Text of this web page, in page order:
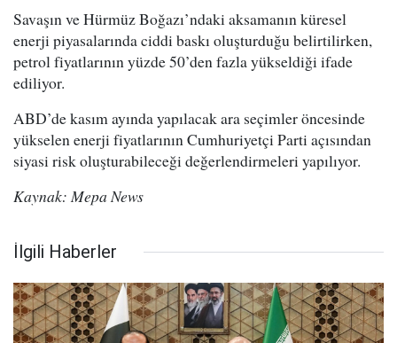
Savaşın ve Hürmüz Boğazı’ndaki aksamanın küresel
enerji piyasalarında ciddi baskı oluşturduğu belirtilirken,
petrol fiyatlarının yüzde 50’den fazla yükseldiği ifade
ediliyor.
ABD’de kasım ayında yapılacak ara seçimler öncesinde
yükselen enerji fiyatlarının Cumhuriyetçi Parti açısından
siyasi risk oluşturabileceği değerlendirmeleri yapılıyor.
Kaynak: Mepa News
İlgili Haberler